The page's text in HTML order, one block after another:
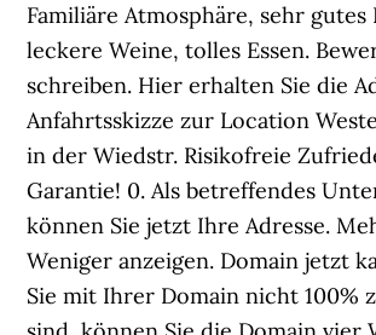
Familiäre Atmosphäre, sehr gutes
leckere Weine, tolles Essen.
schreiben. Hier erhalten Sie die
Anfahrtsskizze zur Location
in der Wiedstr. Risikofreie
Garantie! 0. Als betreffendes
können Sie jetzt Ihre Adresse.
Weniger anzeigen. Domain jetzt
Sie mit Ihrer Domain nicht 100%